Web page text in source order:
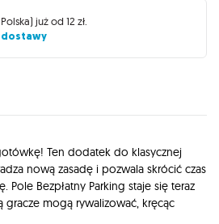
) już od 12 zł
dostawy
Ten dodatek do klasycznej
nową zasadę i pozwala skrócić czas
Pole Bezpłatny Parking staje się teraz
mogą rywalizować, kręcąc